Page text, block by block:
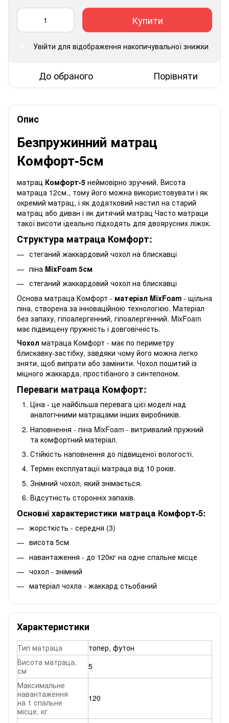
Купити
Увійти для відображення накопичувальної знижки
До обраного Порівняти
Опис
Безпружинний матрац
Комфорт-5см
матрац Комфорт-5 неймовірно зручний. Висота
матраца 12см., тому його можна використовувати і як
окремий матрац, і як додатковий настил на старий
матрац або диван і як дитячий матрац Часто матраци
такої висоти ідеально підходять для двоярусних ліжок.
Структура матраца Комфорт:
стеганий жаккардовий чохол на блискавці
піна MixFoam 5см
стеганий жаккардовий чохол на блискавці
Основа матраца Комфорт - матеріал MixFoam - щільна
піна, створена за інноваційною технологією. Матеріал
без запаху, гіпоалергенний, гіпоалергенний. MixFoam
має підвищену пружність і довговічність.
Чохол матраца Комфорт - має по периметру
блискавку-застібку, завдяки чому його можна легко
зняти, щоб випрати або замінити. Чохол пошитий із
міцного жаккарда, простібаного з синтепоном.
Переваги матраца Комфорт:
Ціна - це найбільша перевага цієї моделі над
аналогічними матрацами інших виробників.
Наповнення - піна MixFoam - витривалий пружний
та комфортний матеріал.
Стійкість наповнення до підвищеної вологості.
Термін експлуатації матраца від 10 років.
Знімний чохол, який знімається.
Відсутність сторонніх запахів.
Основні характеристики матраца Комфорт-5:
жорсткість - середня (3)
висота 5см
навантаження - до 120кг на одне спальне місце
чохол - знімний
матеріал чохла - жаккард стьобаний
Характеристики
Тип матраца
топер, футон
Висота матраца,
см
5
Максимальне
навантаження
на 1 спальне
місце, кг
120